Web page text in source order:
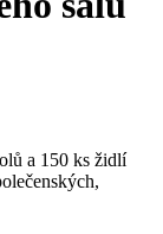
a 150 ks židlí